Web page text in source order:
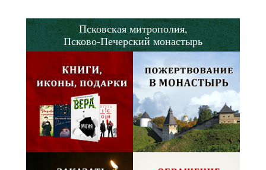
Псковская митрополия,
Псково-Печерский монастырь